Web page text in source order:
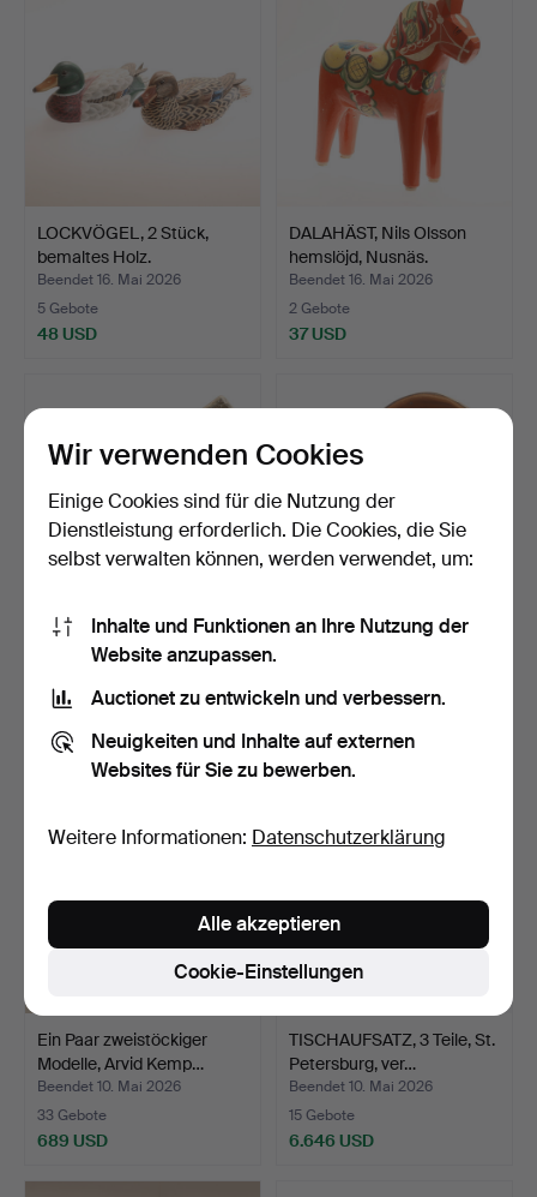
LOCKVÖGEL, 2 Stück,
bemaltes Holz.
Beendet 16. Mai 2026
5 Gebote
48 USD
DALAHÄST, Nils Olsson
hemslöjd, Nusnäs.
Beendet 16. Mai 2026
2 Gebote
37 USD
MÖRTEL mit Stößel,
Kolmårdsmarmor.
1 Gebot
32 USD
Ein KÅSA, gleiches Werk,
180 USD
Ein Paar zweistöckiger
Modelle, Arvid Kemp…
Beendet 10. Mai 2026
33 Gebote
689 USD
TISCHAUFSATZ, 3 Teile, St.
Petersburg, ver…
Beendet 10. Mai 2026
15 Gebote
6.646 USD
Wir verwenden Cookies
Einige Cookies sind für die Nutzung der
Dienstleistung erforderlich. Die Cookies, die Sie
selbst verwalten können, werden verwendet, um:
Inhalte und Funktionen an Ihre Nutzung der
Website anzupassen.
Auctionet zu entwickeln und verbessern.
Neuigkeiten und Inhalte auf externen
Websites für Sie zu bewerben.
Weitere Informationen: Datenschutzerklärung
Cookie-Einstellungen
Alle akzeptieren